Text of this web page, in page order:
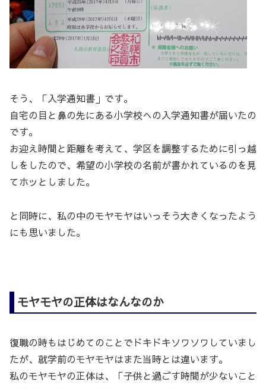
そう、「入学通知書」です。
自宅の目と鼻の先にある小学校への入学通知書が届いたの
です。
お迎え時間と距離を考えて、学区を調整するために引っ越
しをしたので、希望の小学校の名前が書かれているのを見
てホッとしました。
と同時に、私の中のモヤモヤはいっそう大きくなったよう
にも思いました。
モヤモヤの正体はなんなのか
復職の時もはじめてのことでドキドキソワソワしていまし
たが、就学前のモヤモヤはまた当時とは違います。
私のモヤモヤの正体は、「子供と過ごす時間が少ないこと